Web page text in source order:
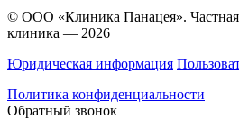
© ООО «Клиника Панацея». Частная
клиника — 2026
Юридическая информация
Политика конфиденциальности
Обратный звонок